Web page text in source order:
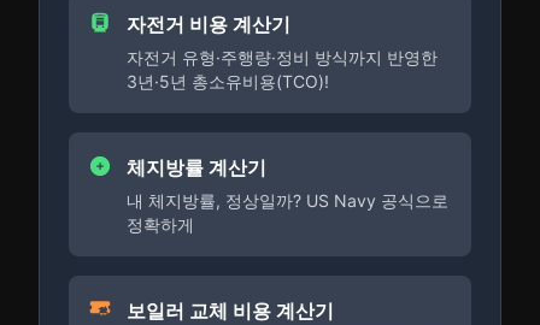
자전거 비용 계산기
자전거 유형·주행량·정비 방식까지 반영한
3년·5년 총소유비용(TCO)!
체지방률 계산기
내 체지방률, 정상일까? US Navy 공식으로
정확하게
보일러 교체 비용 계산기